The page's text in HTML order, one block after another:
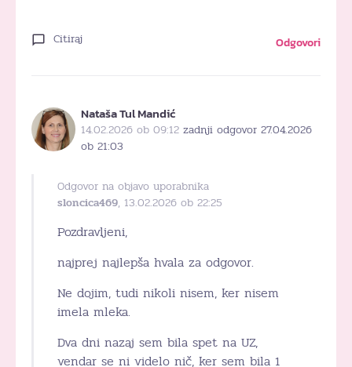
Citiraj Odgovori
Nataša Tul Mandić
14.02.2026 ob 09:12 zadnji odgovor 27.04.2026
ob 21:03
Odgovor na objavo uporabnika
sloncica469, 13.02.2026 ob 22:25
Pozdravljeni,
najprej najlepša hvala za odgovor.
Ne dojim, tudi nikoli nisem, ker nisem
imela mleka.
Dva dni nazaj sem bila spet na UZ,
vendar se ni videlo nič, ker sem bila 1